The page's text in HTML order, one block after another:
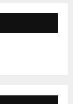
E
A
H